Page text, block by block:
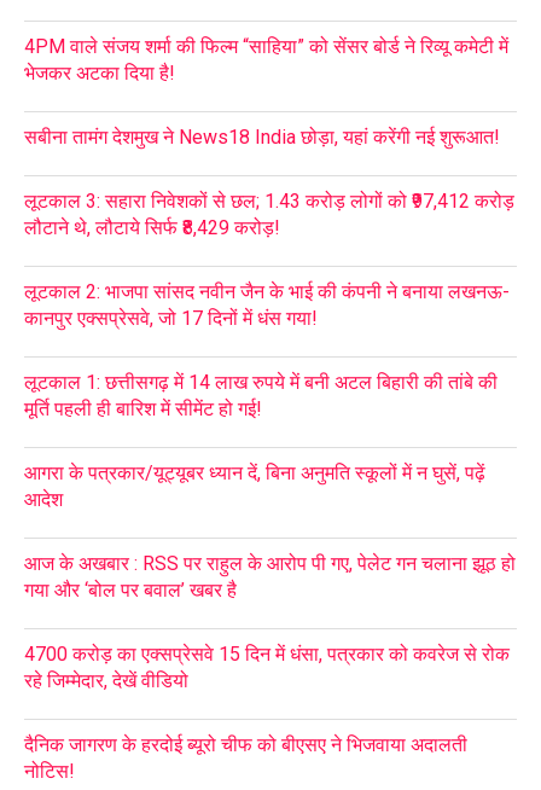
4PM वाले संजय शर्मा की फिल्म “साहिया” को सेंसर बोर्ड ने रिव्यू कमेटी में
भेजकर अटका दिया है!
सबीना तामंग देशमुख ने News18 India छोड़ा, यहां करेंगी नई शुरूआत!
लूटकाल 3: सहारा निवेशकों से छल; 1.43 करोड़ लोगों को ₹97,412 करोड़
लौटाने थे, लौटाये सिर्फ ₹8,429 करोड़!
लूटकाल 2: भाजपा सांसद नवीन जैन के भाई की कंपनी ने बनाया लखनऊ-
कानपुर एक्सप्रेसवे, जो 17 दिनों में धंस गया!
लूटकाल 1: छत्तीसगढ़ में 14 लाख रुपये में बनी अटल बिहारी की तांबे की
मूर्ति पहली ही बारिश में सीमेंट हो गई!
आगरा के पत्रकार/यूट्यूबर ध्यान दें, बिना अनुमति स्कूलों में न घुसें, पढ़ें
आदेश
आज के अखबार : RSS पर राहुल के आरोप पी गए, पेलेट गन चलाना झूठ हो
गया और ‘बोल पर बवाल’ खबर है
4700 करोड़ का एक्सप्रेसवे 15 दिन में धंसा, पत्रकार को कवरेज से रोक
रहे जिम्मेदार, देखें वीडियो
दैनिक जागरण के हरदोई ब्यूरो चीफ को बीएसए ने भिजवाया अदालती
नोटिस!